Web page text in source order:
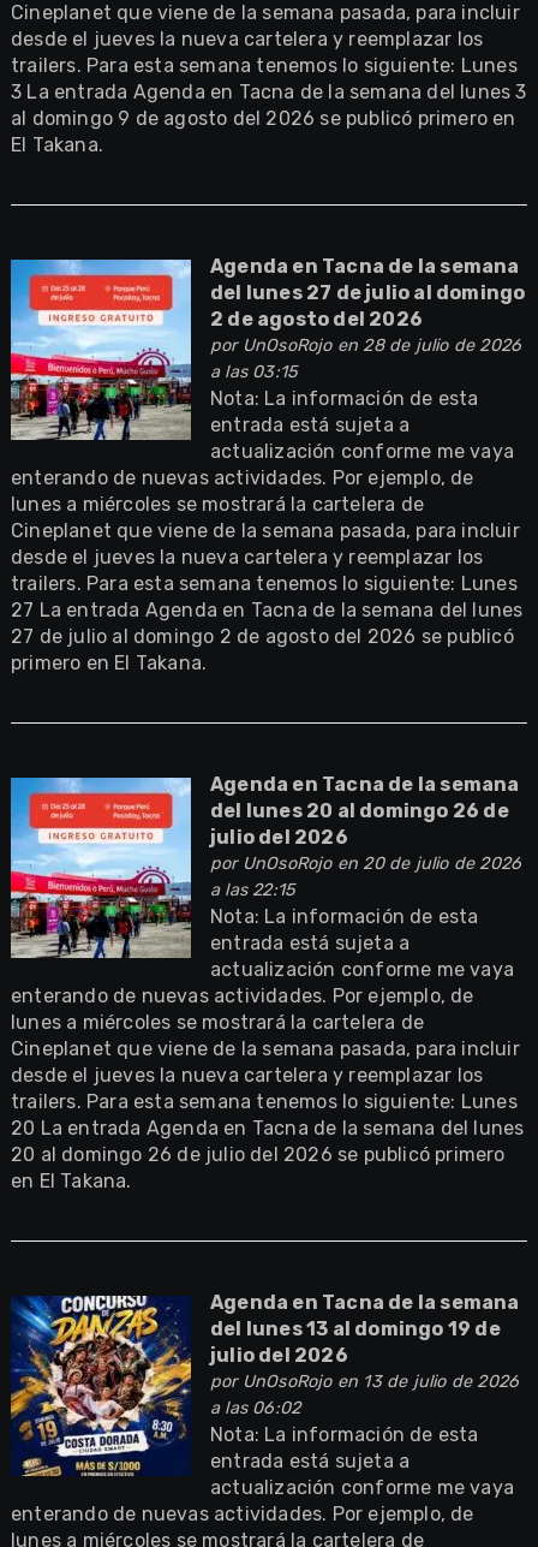
Cineplanet que viene de la semana pasada, para incluir
desde el jueves la nueva cartelera y reemplazar los
trailers. Para esta semana tenemos lo siguiente: Lunes
3 La entrada Agenda en Tacna de la semana del lunes 3
al domingo 9 de agosto del 2026 se publicó primero en
El Takana.
Agenda en Tacna de la semana
del lunes 27 de julio al domingo
2 de agosto del 2026
por UnOsoRojoen 28 de julio de 2026
a las 03:15
Nota: La información de esta
entrada está sujeta a
actualización conforme me vaya
enterando de nuevas actividades. Por ejemplo, de
lunes a miércoles se mostrará la cartelera de
Cineplanet que viene de la semana pasada, para incluir
desde el jueves la nueva cartelera y reemplazar los
trailers. Para esta semana tenemos lo siguiente: Lunes
27 La entrada Agenda en Tacna de la semana del lunes
27 de julio al domingo 2 de agosto del 2026 se publicó
primero en El Takana.
Agenda en Tacna de la semana
del lunes 20 al domingo 26 de
julio del 2026
por UnOsoRojoen 20 de julio de 2026
a las 22:15
Nota: La información de esta
entrada está sujeta a
actualización conforme me vaya
enterando de nuevas actividades. Por ejemplo, de
lunes a miércoles se mostrará la cartelera de
Cineplanet que viene de la semana pasada, para incluir
desde el jueves la nueva cartelera y reemplazar los
trailers. Para esta semana tenemos lo siguiente: Lunes
20 La entrada Agenda en Tacna de la semana del lunes
20 al domingo 26 de julio del 2026 se publicó primero
en El Takana.
Agenda en Tacna de la semana
del lunes 13 al domingo 19 de
julio del 2026
por UnOsoRojoen 13 de julio de 2026
a las 06:02
Nota: La información de esta
entrada está sujeta a
actualización conforme me vaya
enterando de nuevas actividades. Por ejemplo, de
lunes a miércoles se mostrará la cartelera de